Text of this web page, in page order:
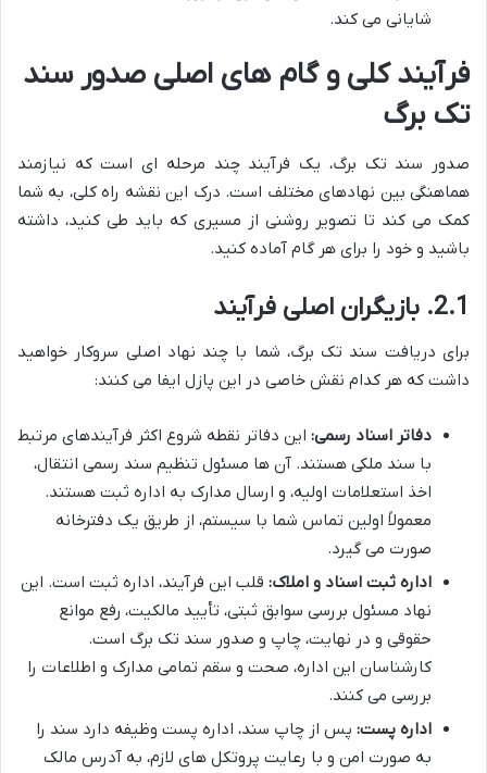
شایانی می کند.
فرآیند کلی و گام های اصلی صدور سند
تک برگ
صدور سند تک برگ، یک فرآیند چند مرحله ای است که نیازمند
هماهنگی بین نهادهای مختلف است. درک این نقشه راه کلی، به شما
کمک می کند تا تصویر روشنی از مسیری که باید طی کنید، داشته
باشید و خود را برای هر گام آماده کنید.
2.1. بازیگران اصلی فرآیند
برای دریافت سند تک برگ، شما با چند نهاد اصلی سروکار خواهید
داشت که هر کدام نقش خاصی در این پازل ایفا می کنند:
دفاتر اسناد رسمی: این دفاتر نقطه شروع اکثر فرآیندهای مرتبط
با سند ملکی هستند. آن ها مسئول تنظیم سند رسمی انتقال،
اخذ استعلامات اولیه، و ارسال مدارک به اداره ثبت هستند.
معمولاً اولین تماس شما با سیستم، از طریق یک دفترخانه
صورت می گیرد.
اداره ثبت اسناد و املاک: قلب این فرآیند، اداره ثبت است. این
نهاد مسئول بررسی سوابق ثبتی، تأیید مالکیت، رفع موانع
حقوقی و در نهایت، چاپ و صدور سند تک برگ است.
کارشناسان این اداره، صحت و سقم تمامی مدارک و اطلاعات را
بررسی می کنند.
اداره پست: پس از چاپ سند، اداره پست وظیفه دارد سند را
به صورت امن و با رعایت پروتکل های لازم، به آدرس مالک